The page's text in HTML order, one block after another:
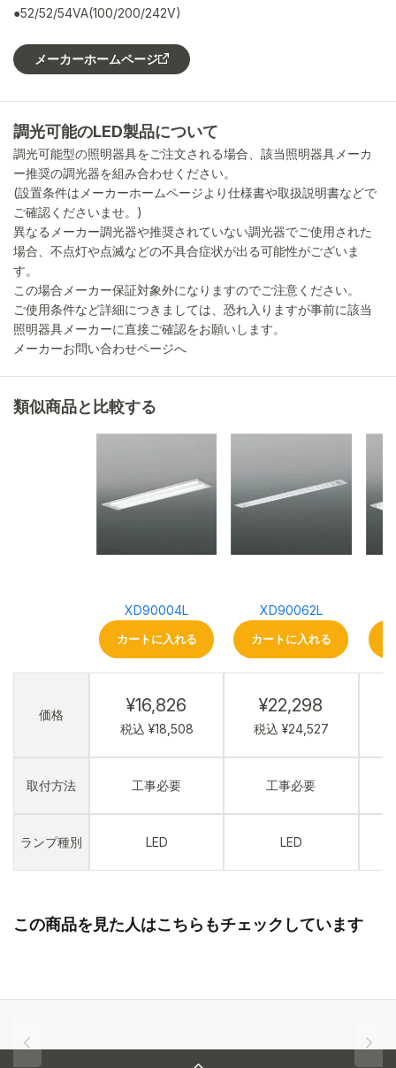
●52/52/54VA(100/200/242V)
メーカーホームページ
調光可能のLED製品について
調光可能型の照明器具をご注文される場合、該当照明器具メーカ
ー推奨の調光器を組み合わせください。
(設置条件はメーカーホームページより仕様書や取扱説明書などで
ご確認くださいませ。)
異なるメーカー調光器や推奨されていない調光器でご使用された
場合、不点灯や点滅などの不具合症状が出る可能性がございま
す。
この場合メーカー保証対象外になりますのでご注意ください。
ご使用条件など詳細につきましては、恐れ入りますが事前に該当
照明器具メーカーに直接ご確認をお願いします。
メーカーお問い合わせページへ
類似商品と比較する
価格
取付方法
ランプ種別
XD90004L
カートに入れる
¥16,826
税込 ¥18,508
工事必要
LED
XD90062L
カートに入れる
¥22,298
税込 ¥24,527
工事必要
LED
この商品を見た人はこちらもチェックしています